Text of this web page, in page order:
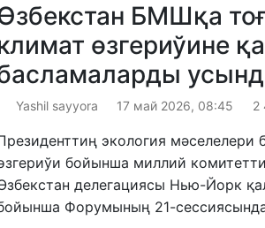
БМШқа
өзгериўине
Yashil sayyora 17 май 2026, 08:45 2
экология
бойынша миллий
делегациясы Нью-Йорк
Форумының 21-